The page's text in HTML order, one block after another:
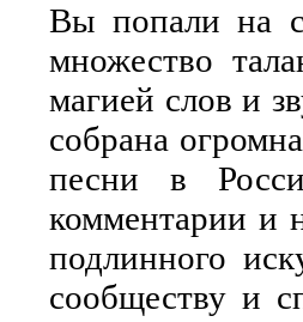
Вы попали на
множество
магией слов и
собрана
песни в
комментарии и
подлинного
сообществу и